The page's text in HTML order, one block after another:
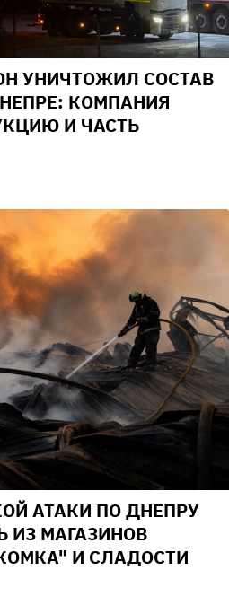
УНИЧТОЖИЛ СОСТАВ
КОМПАНИЯ
И ЧАСТЬ
АТАКИ ПО ДНЕПРУ
ИЗ МАГАЗИНОВ
И СЛАДОСТИ